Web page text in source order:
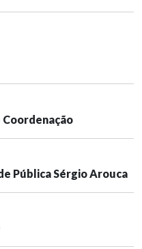
Coordenação
Pública Sérgio Arouca